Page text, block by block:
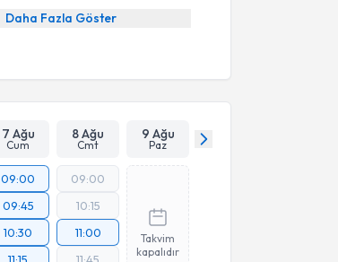
Daha Fazla Göster
7 Ağu
Cum
8 Ağu
Cmt
9 Ağu
Paz
09:00
09:45
10:30
11:15
09:00
10:15
11:00
11:45
Takvim
kapalıdır